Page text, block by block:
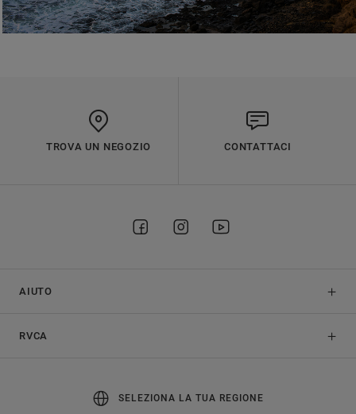
TROVA UN NEGOZIO CONTATTACI
AIUTO
RVCA
SELEZIONA LA TUA REGIONE